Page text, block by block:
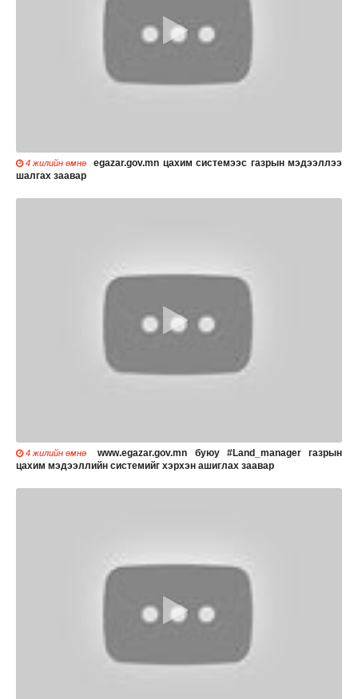
4 жилийн өмнө
egazar.gov.mn цахим системээс газрын мэдээллээ
шалгах заавар
4 жилийн өмнө
www.egazar.gov.mn буюу #Land_manager газрын
цахим мэдээллийн системийг хэрхэн ашиглах заавaр